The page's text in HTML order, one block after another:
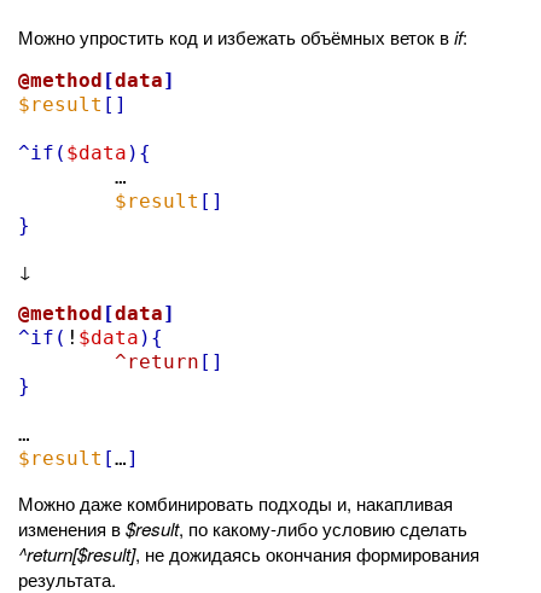
Можно упростить код и избежать объёмных веток вif:
@method [data]
$result []
^if ( $data ){
…
$result []
}
↓
@method [data]
^if ( ! $data ){
^return []
}
$result […]
Можно даже комбинировать подходы и, накапливая
изменения в$result, по какому-либо условию сделать
^return[$result], не дожидаясь окончания формирования
результата.